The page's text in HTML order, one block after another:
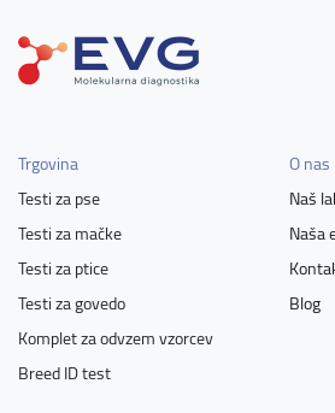
Trgovina
Testi za pse
Testi za mačke
Testi za ptice
Testi za govedo
Komplet za odvzem vzorcev
Breed ID test
O nas
Naš
Naša
Blog